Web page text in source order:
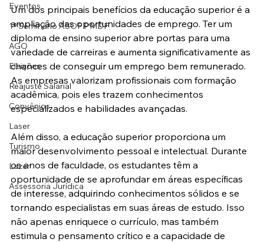
Eventos
1º Seminário ASOF PMDF
AGO
Eleições
Reajuste Salarial
Convênios
Laser
Turismo
Lazer
Assessoria Jurídica
Um dos principais benefícios da educação superior é a
ampliação das oportunidades de emprego. Ter um
diploma de ensino superior abre portas para uma
variedade de carreiras e aumenta significativamente as
chances de conseguir um emprego bem remunerado.
As empresas valorizam profissionais com formação
acadêmica, pois eles trazem conhecimentos
especializados e habilidades avançadas.
Além disso, a educação superior proporciona um
maior desenvolvimento pessoal e intelectual. Durante
os anos de faculdade, os estudantes têm a
oportunidade de se aprofundar em áreas específicas
de interesse, adquirindo conhecimentos sólidos e se
tornando especialistas em suas áreas de estudo. Isso
não apenas enriquece o currículo, mas também
estimula o pensamento crítico e a capacidade de